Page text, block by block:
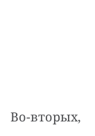
Во-вторых,